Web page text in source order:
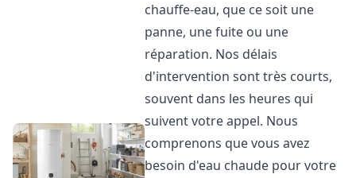
chauffe-eau, que ce soit une
panne, une fuite ou une
réparation. Nos délais
d'intervention sont très courts,
souvent dans les heures qui
suivent votre appel. Nous
comprenons que vous avez
besoin d'eau chaude pour votre